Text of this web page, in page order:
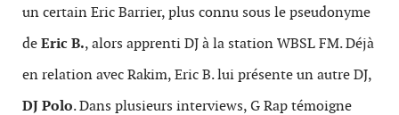
un certain Eric Barrier, plus connu sous le pseudonyme
deEric B., alors apprenti DJ à la station WBSL FM. Déjà
en relation avec Rakim, Eric B. lui présente un autre DJ,
DJ Polo. Dans plusieurs interviews, G Rap témoigne